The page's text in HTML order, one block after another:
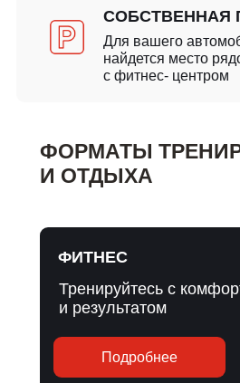
Для вашего
найдется место
с фитнес- центром
СОБСТВЕННАЯ
ФОРМАТЫ
И ОТДЫХА
Тренируйтесь с
и результатом
ФИТНЕС
Подробнее